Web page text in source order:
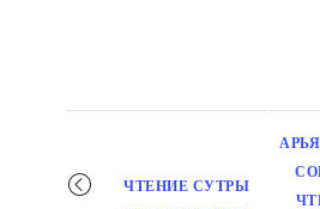
навигация
ЧТЕНИЕ СУТРЫ